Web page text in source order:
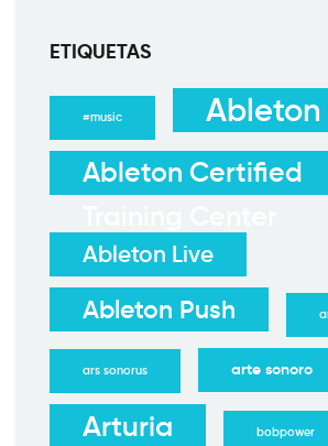
ETIQUETAS
#music Ableton
Ableton Certified
Ableton Live
Ableton Push
ars sonorus arte sonoro
Arturia bobpower